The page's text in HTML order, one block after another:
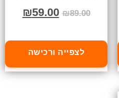
₪89.00
₪59.00
לצפייה ורכישה